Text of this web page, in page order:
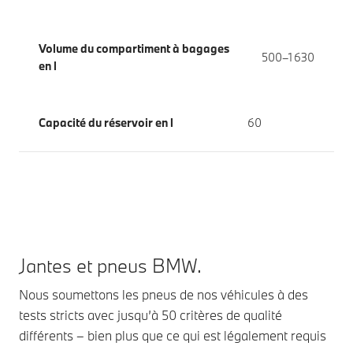
Volume du compartiment à bagages
en l
500–1 630
Capacité du réservoir en l 60
Jantes et pneus BMW.
Nous soumettons les pneus de nos véhicules à des
tests stricts avec jusqu’à 50 critères de qualité
différents – bien plus que ce qui est légalement requis